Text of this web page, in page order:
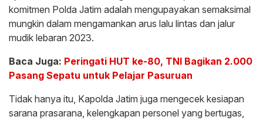
komitmen Polda Jatim adalah mengupayakan semaksimal
mungkin dalam mengamankan arus lalu lintas dan jalur
mudik lebaran 2023.
Baca Juga: Peringati HUT ke-80, TNI Bagikan 2.000
Pasang Sepatu untuk Pelajar Pasuruan
Tidak hanya itu, Kapolda Jatim juga mengecek kesiapan
sarana prasarana, kelengkapan personel yang bertugas,